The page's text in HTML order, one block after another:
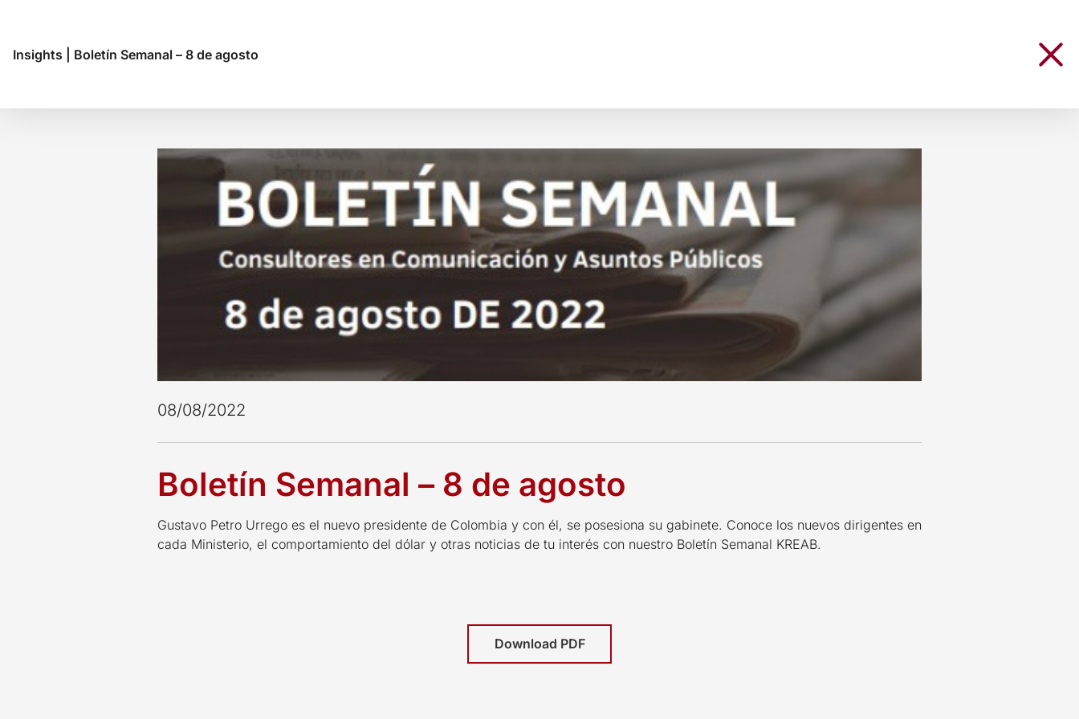
Insights Boletín Semanal – 8 de agosto
08/08/2022
Boletín Semanal – 8 de agosto
Gustavo Petro Urrego es el nuevo presidente de Colombia y con él, se posesiona su gabinete. Conoce los nuevos dirigentes en
cada Ministerio, el comportamiento del dólar y otras noticias de tu interés con nuestro Boletín Semanal KREAB.
Download PDF